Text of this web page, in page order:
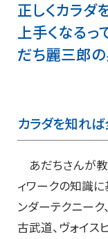
正しくカラダ
上手くなるっ
だち麗三郎
カラダを知れ
あだちさんが教
ィワークの知識
ンダーテクニーク
古武道、ヴォイス